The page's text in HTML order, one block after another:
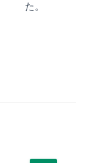
た。